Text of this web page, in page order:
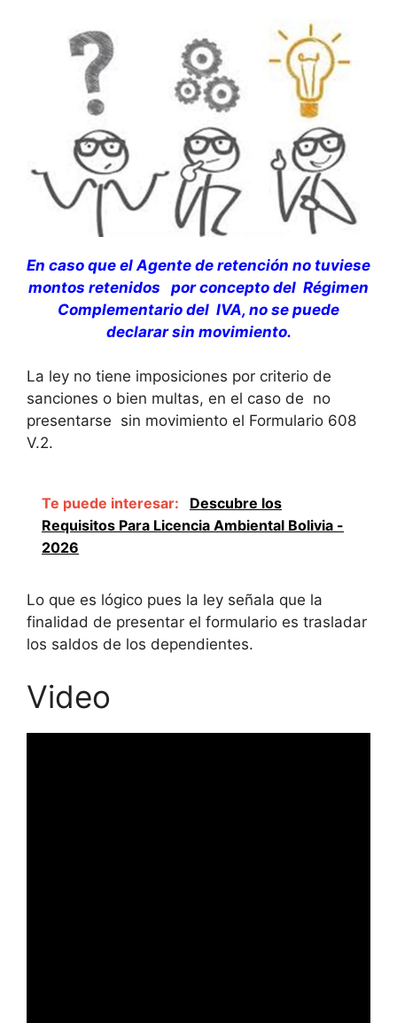
En caso que el Agente de retención no tuviese
montos retenidos por concepto del Régimen
Complementario del IVA, no se puede
declarar sin movimiento.
La ley no tiene imposiciones por criterio de
sanciones o bien multas, en el caso de no
presentarse sin movimiento el Formulario 608
V.2.
Te puede interesar:
Descubre los
Requisitos Para Licencia Ambiental Bolivia -
2026
Lo que es lógico pues la ley señala que la
finalidad de presentar el formulario es trasladar
los saldos de los dependientes.
Video